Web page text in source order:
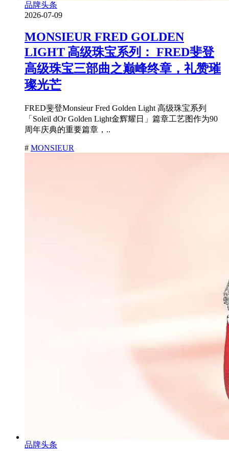
品牌头条
2026-07-09
MONSIEUR FRED GOLDEN
LIGHT 高级珠宝系列： FRED斐登
高级珠宝三部曲之巅峰终章，礼赞璀
璨光芒
FRED斐登Monsieur Fred Golden Light 高级珠宝系列
「Soleil dOr Golden Light金辉耀日」篇章工艺图作为90
周年庆典的重要篇章，..
# MONSIEUR
品牌头条